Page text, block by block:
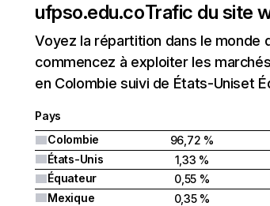
ufpso.edu.coTrafic du site
Voyez la répartition dans le
commencez à exploiter les
en Colombie suivi de États-Uniset
Pays
Colombie
96,72 %
États-Unis
1,33 %
Équateur
0,55 %
Mexique
0,35 %